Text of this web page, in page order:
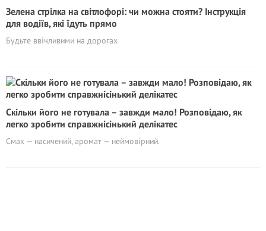
Зелена стрілка на світлофорі: чи можна стояти? Інструкція
для водіїв, які їдуть прямо
Будьте ввічливими на дорогах
Скільки його не готувала – завжди мало! Розповідаю, як
легко зробити справжнісінький делікатес
Смак — насичений, аромат — неймовірний.